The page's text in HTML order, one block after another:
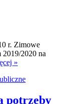
r. Zimowe
2020 na
»
potrzeby